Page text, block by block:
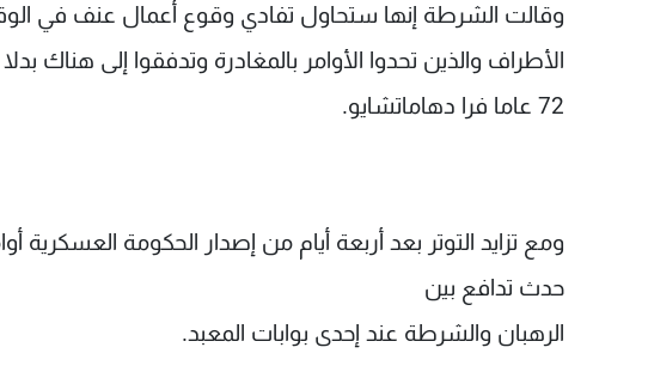
وقالت الشرطة إنها ستحاول تفادي وقوع أعمال عنف في
الأطراف والذين تحدوا الأوامر بالمغادرة وتدفقوا إلى هناك
72 عاما فرا دهاماتشايو.
ومع تزايد التوتر بعد أربعة أيام من إصدار الحكومة
حدث تدافع بين
الرهبان والشرطة عند إحدى بوابات المعبد.